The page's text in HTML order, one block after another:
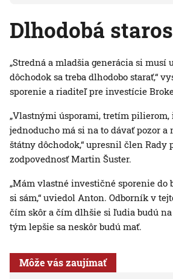
Dlhodobá
„Stredná a mladšia generácia si musí
dôchodok sa treba dlhodobo starať,“
sporenie a riaditeľ pre investície
„Vlastnými úsporami, tretím
jednoducho má si na to dávať pozor a
štátny dôchodok,“ upresnil člen Rady
zodpovednosť Martin Šuster.
„Mám vlastné investičné sporenie do
si sám,“ uviedol Anton. Odborník v
čím skôr a čím dlhšie si ľudia budú
tým lepšie sa neskôr budú mať.
Môže vás zaujímať